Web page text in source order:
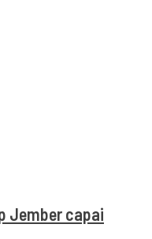
Jember capai